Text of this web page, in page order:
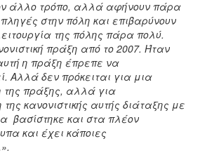
άλλο τρόπο, αλλά αφήνουν πάρα
στην πόλη και επιβαρύνουν
της πόλης πάρα πολύ.
πράξη από το 2007. Ήταν
η πράξη έπρεπε να
Αλλά δεν πρόκειται για μια
της πράξης, αλλά για
κανονιστικής αυτής διάταξης με
βασίστηκε και στα πλέον
και έχει κάποιες